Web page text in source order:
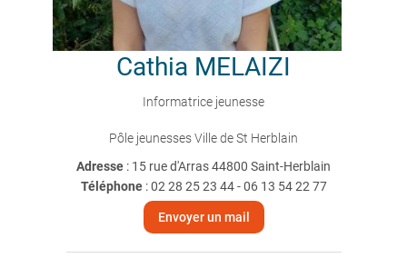
Cathia MELAIZI
Informatrice jeunesse
Pôle jeunesses Ville de St Herblain
Adresse : 15 rue d'Arras 44800 Saint-Herblain
Téléphone:02 28 25 23 44 - 06 13 54 22 77
Envoyer un mail